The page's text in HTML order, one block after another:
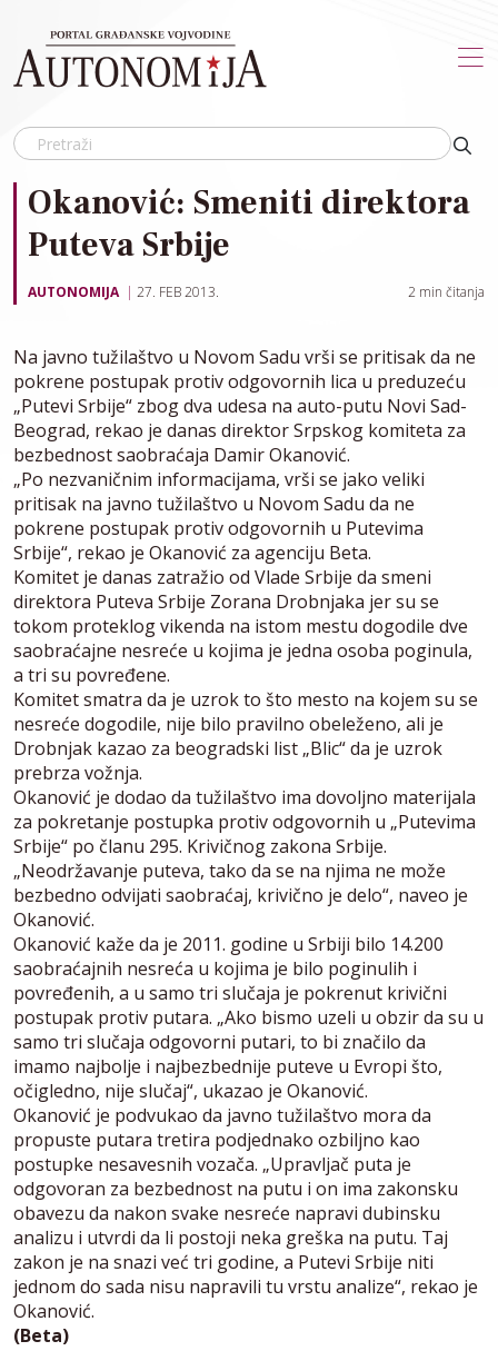
Okanović: Smeniti direktora
Puteva Srbije
AUTONOMIJA 27. FEB 2013. 2 min čitanja
Na javno tužilaštvo u Novom Sadu vrši se pritisak da ne
pokrene postupak protiv odgovornih lica u preduzeću
„Putevi Srbije“ zbog dva udesa na auto-putu Novi Sad-
Beograd, rekao je danas direktor Srpskog komiteta za
bezbednost saobraćaja Damir Okanović.
„Po nezvaničnim informacijama, vrši se jako veliki
pritisak na javno tužilaštvo u Novom Sadu da ne
pokrene postupak protiv odgovornih u Putevima
Srbije“, rekao je Okanović za agenciju Beta.
Komitet je danas zatražio od Vlade Srbije da smeni
direktora Puteva Srbije Zorana Drobnjaka jer su se
tokom proteklog vikenda na istom mestu dogodile dve
saobraćajne nesreće u kojima je jedna osoba poginula,
a tri su povređene.
Komitet smatra da je uzrok to što mesto na kojem su se
nesreće dogodile, nije bilo pravilno obeleženo, ali je
Drobnjak kazao za beogradski list „Blic“ da je uzrok
prebrza vožnja.
Okanović je dodao da tužilaštvo ima dovoljno materijala
za pokretanje postupka protiv odgovornih u „Putevima
Srbije“ po članu 295. Krivičnog zakona Srbije.
„Neodržavanje puteva, tako da se na njima ne može
bezbedno odvijati saobraćaj, krivično je delo“, naveo je
Okanović.
Okanović kaže da je 2011. godine u Srbiji bilo 14.200
saobraćajnih nesreća u kojima je bilo poginulih i
povređenih, a u samo tri slučaja je pokrenut krivični
postupak protiv putara. „Ako bismo uzeli u obzir da su u
samo tri slučaja odgovorni putari, to bi značilo da
imamo najbolje i najbezbednije puteve u Evropi što,
očigledno, nije slučaj“, ukazao je Okanović.
Okanović je podvukao da javno tužilaštvo mora da
propuste putara tretira podjednako ozbiljno kao
postupke nesavesnih vozača. „Upravljač puta je
odgovoran za bezbednost na putu i on ima zakonsku
obavezu da nakon svake nesreće napravi dubinsku
analizu i utvrdi da li postoji neka greška na putu. Taj
zakon je na snazi već tri godine, a Putevi Srbije niti
jednom do sada nisu napravili tu vrstu analize“, rekao je
Okanović.
(Beta)